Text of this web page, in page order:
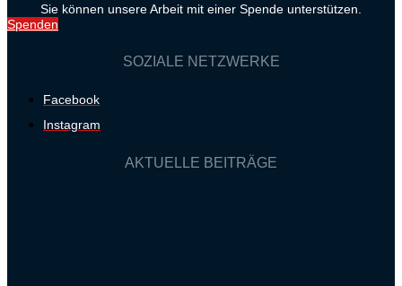
Sie können unsere Arbeit mit einer Spende unterstützen.
Spenden
SOZIALE NETZWERKE
Facebook
Instagram
AKTUELLE BEITRÄGE